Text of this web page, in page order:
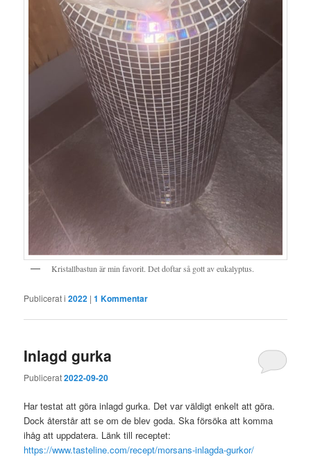
Kristallbastun är min favorit. Det doftar så gott av eukalyptus.
Publicerat i 2022 |1 Kommentar
Inlagd gurka
Publicerat2022-09-20
Har testat att göra inlagd gurka. Det var väldigt enkelt att göra.
Dock återstår att se om de blev goda. Ska försöka att komma
ihåg att uppdatera. Länk till receptet:
https://www.tasteline.com/recept/morsans-inlagda-gurkor/